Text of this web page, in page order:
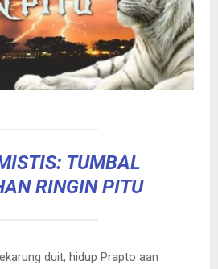
TUMBAL
RINGIN PITU
duit, hidup Prapto aan